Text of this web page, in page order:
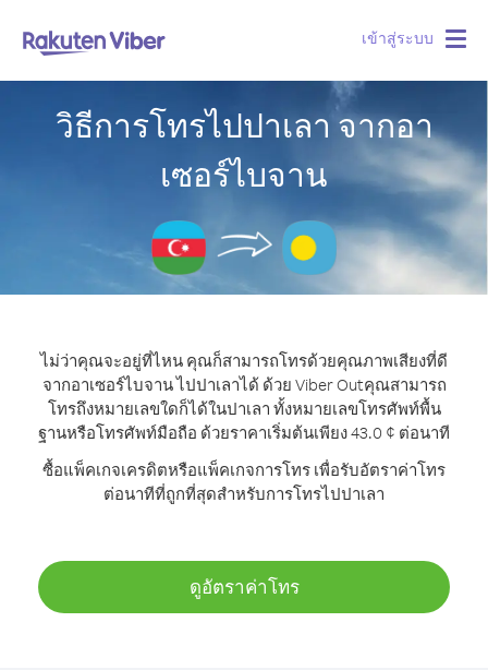
เข้าสู่ระบบ
วิธีการโทรไปปาเลา จากอา
เซอร์ไบจาน
ไม่ว่าคุณจะอยู่ที่ไหน คุณก็สามารถโทรด้วยคุณภาพเสียงที่ดี
จากอาเซอร์ไบจาน ไปปาเลาได้ ด้วย Viber Outคุณสามารถ
โทรถึงหมายเลขใดก็ได้ในปาเลา ทั้งหมายเลขโทรศัพท์พื้น
ฐานหรือโทรศัพท์มือถือ ด้วยราคาเริ่มต้นเพียง 43.0 ¢ ต่อนาที
ซื้อแพ็คเกจเครดิตหรือแพ็คเกจการโทร เพื่อรับอัตราค่าโทร
ต่อนาทีที่ถูกที่สุดสำหรับการโทรไปปาเลา
ดูอัตราค่าโทร